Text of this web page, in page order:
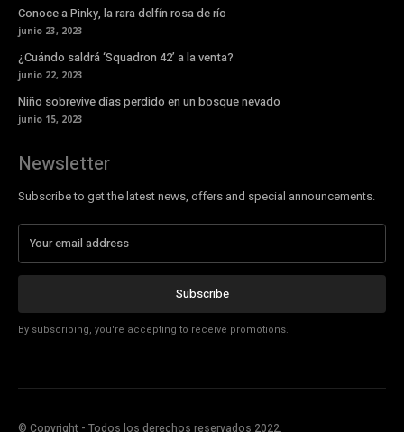
Conoce a Pinky, la rara delfín rosa de río
junio 23, 2023
¿Cuándo saldrá ‘Squadron 42’ a la venta?
junio 22, 2023
Niño sobrevive días perdido en un bosque nevado
junio 15, 2023
Newsletter
Subscribe to get the latest news, offers and special announcements.
Subscribe
By subscribing, you're accepting to receive promotions.
© Copyright - Todos los derechos reservados 2022.